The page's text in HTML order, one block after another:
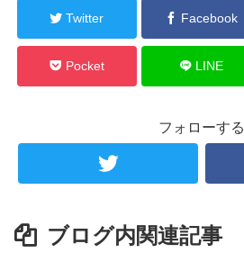
Twitter Facebook
Pocket LINE
フォローする
ブログ内関連記事